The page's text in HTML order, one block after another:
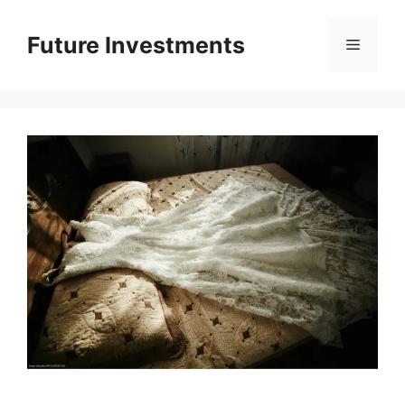
вмістуFuture Investments Меню